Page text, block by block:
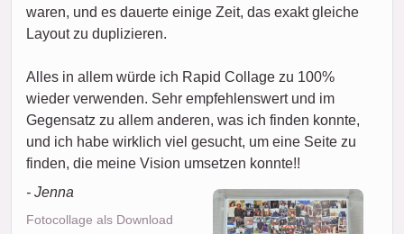
waren, und es dauerte einige Zeit, das exakt gleiche
Layout zu duplizieren.
Alles in allem würde ich Rapid Collage zu 100%
wieder verwenden. Sehr empfehlenswert und im
Gegensatz zu allem anderen, was ich finden konnte,
und ich habe wirklich viel gesucht, um eine Seite zu
finden, die meine Vision umsetzen konnte!!
- Jenna
Fotocollage als Download